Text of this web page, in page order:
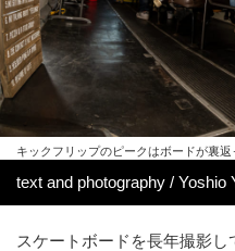
キックフリップのピークはボードが裏
text and photography / Yoshio
スケートボードを長年撮影